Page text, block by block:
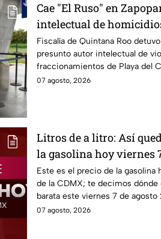
Cae "El Ruso" en
intelectual de
aterrorizaban a
Fiscalía de Quintana Roo
presunto autor intelectual de
fraccionamientos de Playa del
07 agosto, 2026
Litros de a litro: Así
la gasolina hoy viernes
2026
Este es el precio de la gasolina
de la CDMX; te decimos dónde
barata este viernes 7 de
estado.
07 agosto, 2026